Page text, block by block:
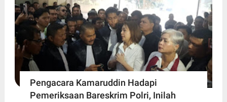
Pengacara Kamaruddin Hadapi
Pemeriksaan Bareskrim Polri, Inilah